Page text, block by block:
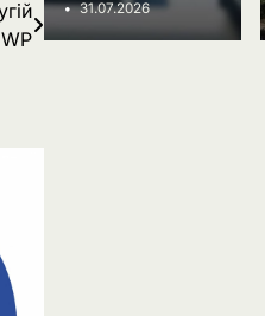
31.07.2026